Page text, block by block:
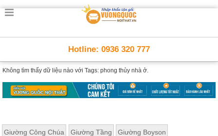
Hotline: 0936 320 777
Không tìm thấy dữ liệu nào với Tags: phong thủy nhà ở.
Giường Công Chúa Giường Tầng Giường Boyson